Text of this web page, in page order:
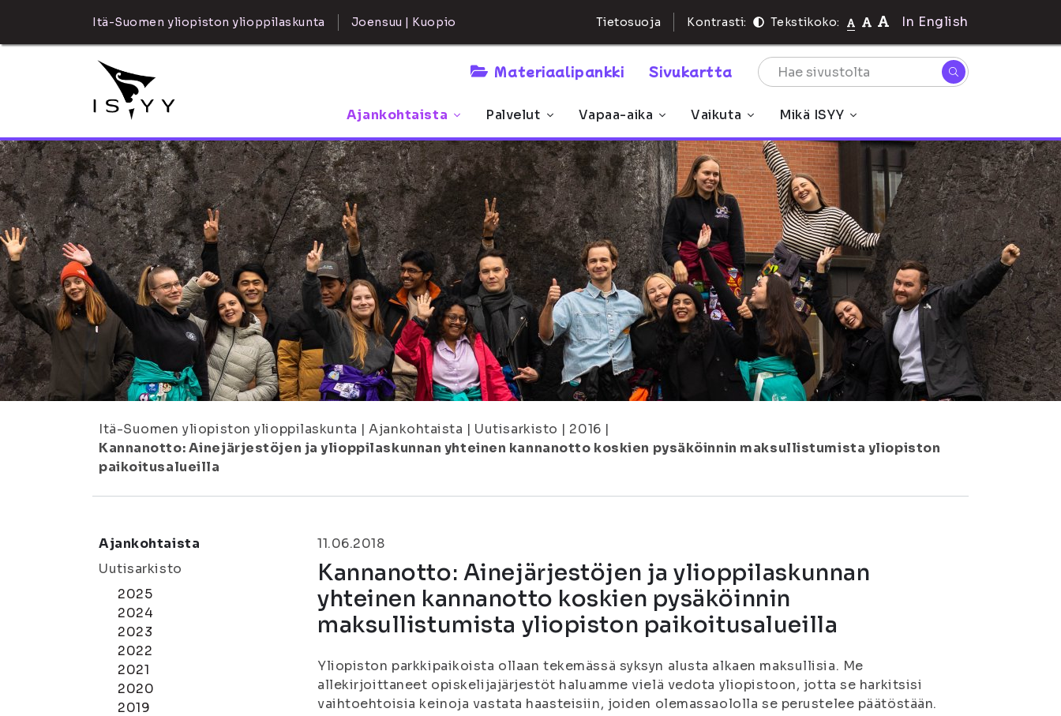
Itä-Suomen yliopiston ylioppilaskunta Joensuu | Kuopio Tietosuoja Kontrasti: Tekstikoko: In English
Materiaalipankki Sivukartta
Ajankohtaista Palvelut Vapaa-aika Vaikuta Mikä ISYY
Itä-Suomen yliopiston ylioppilaskunta | Ajankohtaista | Uutisarkisto | 2016 |
Kannanotto: Ainejärjestöjen ja ylioppilaskunnan yhteinen kannanotto koskien pysäköinnin maksullistumista yliopiston
paikoitusalueilla
Ajankohtaista
Uutisarkisto
2025
2024
2023
2022
2021
2020
2019
11.06.2018
Kannanotto: Ainejärjestöjen ja ylioppilaskunnan
yhteinen kannanotto koskien pysäköinnin
maksullistumista yliopiston paikoitusalueilla
Yliopiston parkkipaikoista ollaan tekemässä syksyn alusta alkaen maksullisia. Me
allekirjoittaneet opiskelijajärjestöt haluamme vielä vedota yliopistoon, jotta se harkitsisi
vaihtoehtoisia keinoja vastata haasteisiin, joiden olemassaololla se perustelee päätöstään.